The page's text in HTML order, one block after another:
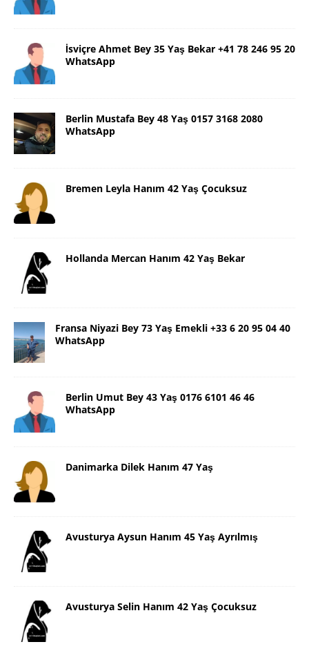
İsviçre Ahmet Bey 35 Yaş Bekar +41 78 246 95 20
WhatsApp
Berlin Mustafa Bey 48 Yaş 0157 3168 2080
WhatsApp
Bremen Leyla Hanım 42 Yaş Çocuksuz
Hollanda Mercan Hanım 42 Yaş Bekar
Fransa Niyazi Bey 73 Yaş Emekli +33 6 20 95 04 40
WhatsApp
Berlin Umut Bey 43 Yaş 0176 6101 46 46
WhatsApp
Danimarka Dilek Hanım 47 Yaş
Avusturya Aysun Hanım 45 Yaş Ayrılmış
Avusturya Selin Hanım 42 Yaş Çocuksuz